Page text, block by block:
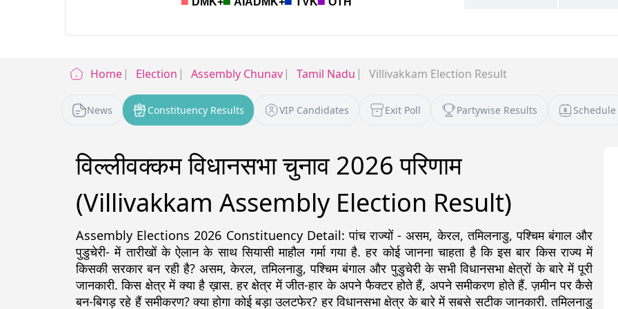
Home Election Assembly Chunav Tamil Nadu Villivakkam Election Result
News Constituency Results VIP Candidates Exit Poll Partywise Results Schedule
विल्लीवक्कम विधानसभा चुनाव 2026 परिणाम
(Villivakkam Assembly Election Result)
Assembly Elections 2026 Constituency Detail: पांच राज्यों - असम, केरल, तमिलनाडु, पश्चिम बंगाल और
पुडुचेरी- में तारीखों के ऐलान के साथ सियासी माहौल गर्मा गया है. हर कोई जानना चाहता है कि इस बार किस राज्य में
किसकी सरकार बन रही है? असम, केरल, तमिलनाडु, पश्चिम बंगाल और पुडुचेरी के सभी विधानसभा क्षेत्रों के बारे में पूरी
जानकारी. किस क्षेत्र में क्या है ख़ास. हर क्षेत्र में जीत-हार के अपने फैक्टर होते हैं, अपने समीकरण होते हैं. ज़मीन पर कैसे
बन-बिगड़ रहे हैं समीकरण? क्या होगा कोई बड़ा उलटफेर? हर विधानसभा क्षेत्र के बारे में सबसे सटीक जानकारी. तमिलनाडु